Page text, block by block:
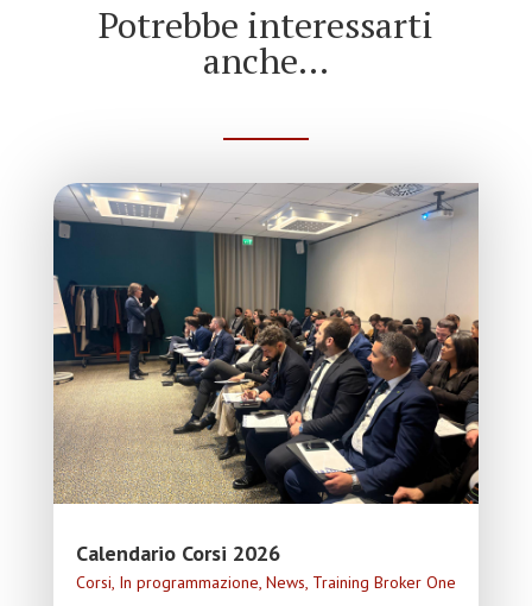
Potrebbe interessarti
anche…
Calendario Corsi 2026
Corsi, In programmazione, News, Training Broker One